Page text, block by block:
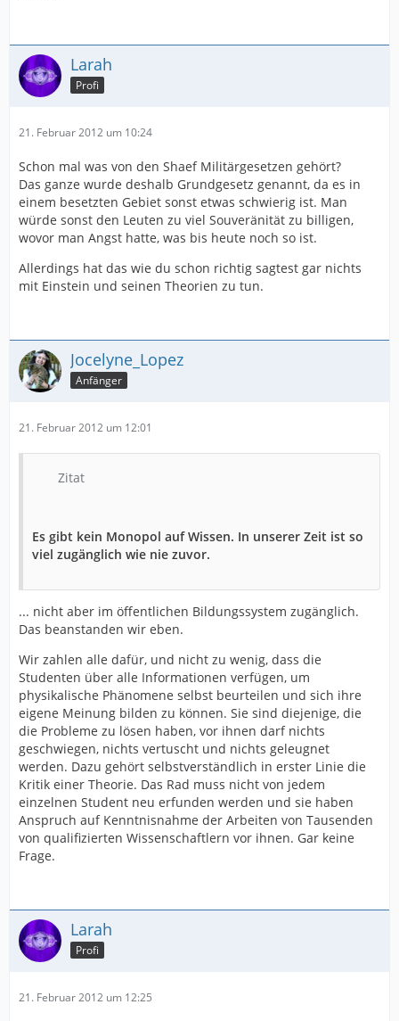
Larah
Profi
21. Februar 2012 um 10:24
Schon mal was von den Shaef Militärgesetzen gehört?
Das ganze wurde deshalb Grundgesetz genannt, da es in
einem besetzten Gebiet sonst etwas schwierig ist. Man
würde sonst den Leuten zu viel Souveränität zu billigen,
wovor man Angst hatte, was bis heute noch so ist.
Allerdings hat das wie du schon richtig sagtest gar nichts
mit Einstein und seinen Theorien zu tun.
Jocelyne_Lopez
Anfänger
21. Februar 2012 um 12:01
Zitat
Es gibt kein Monopol auf Wissen. In unserer Zeit ist so
viel zugänglich wie nie zuvor.
... nicht aber im öffentlichen Bildungssystem zugänglich.
Das beanstanden wir eben.
Wir zahlen alle dafür, und nicht zu wenig, dass die
Studenten über alle Informationen verfügen, um
physikalische Phänomene selbst beurteilen und sich ihre
eigene Meinung bilden zu können. Sie sind diejenige, die
die Probleme zu lösen haben, vor ihnen darf nichts
geschwiegen, nichts vertuscht und nichts geleugnet
werden. Dazu gehört selbstverständlich in erster Linie die
Kritik einer Theorie. Das Rad muss nicht von jedem
einzelnen Student neu erfunden werden und sie haben
Anspruch auf Kenntnisnahme der Arbeiten von Tausenden
von qualifizierten Wissenschaftlern vor ihnen. Gar keine
Frage.
Larah
Profi
21. Februar 2012 um 12:25